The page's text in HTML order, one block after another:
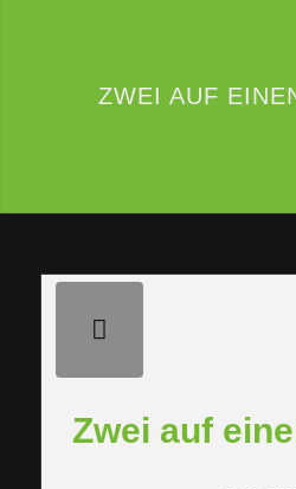
ZWEI AUF
Zwei auf